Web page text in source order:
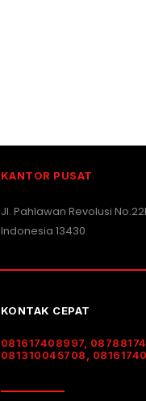
KANTOR PUSAT
Jl. Pahlawan Revolusi
Indonesia 13430
KONTAK CEPAT
081617408997,
081310045708,